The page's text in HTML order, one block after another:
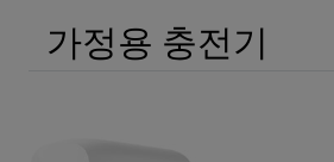
가정용 충전기